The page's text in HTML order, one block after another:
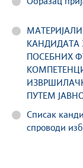
КАНДИДАТА
ПОСЕБНИХ
ПУТЕМ
Списак
спроводи